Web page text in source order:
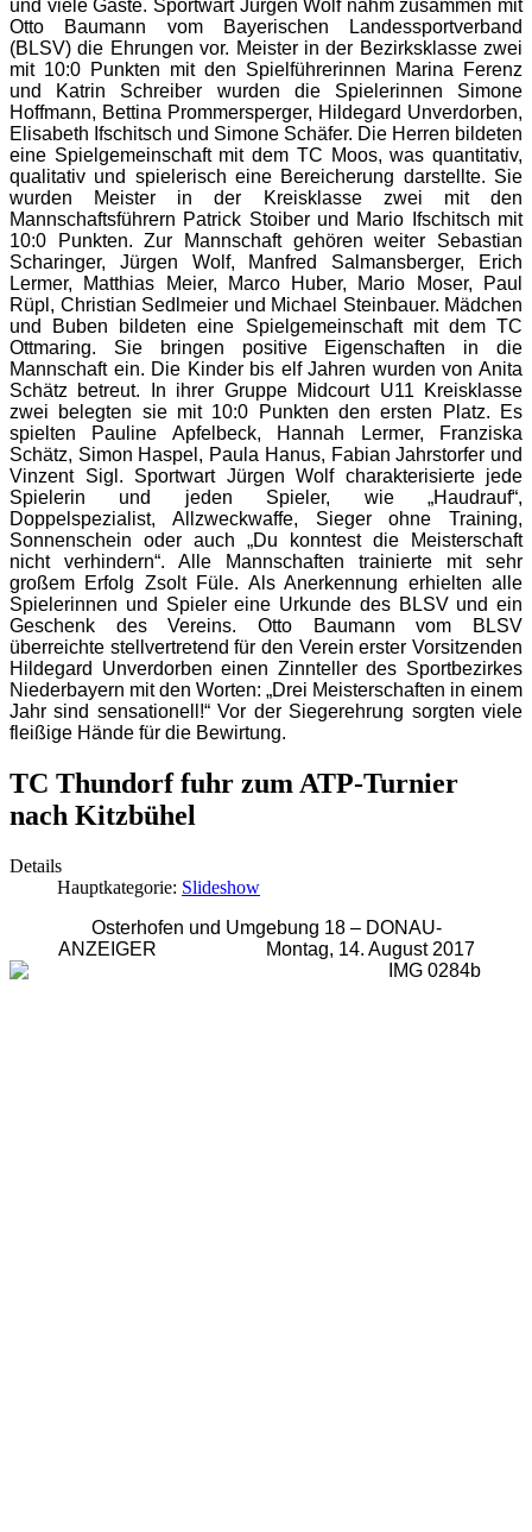
und viele Gäste. Sportwart Jürgen Wolf nahm zusammen mit
Otto Baumann vom Bayerischen Landessportverband
(BLSV) die Ehrungen vor. Meister in der Bezirksklasse zwei
mit 10:0 Punkten mit den Spielführerinnen Marina Ferenz
und Katrin Schreiber wurden die Spielerinnen Simone
Hoffmann, Bettina Prommersperger, Hildegard Unverdorben,
Elisabeth Ifschitsch und Simone Schäfer. Die Herren bildeten
eine Spielgemeinschaft mit dem TC Moos, was quantitativ,
qualitativ und spielerisch eine Bereicherung darstellte. Sie
wurden Meister in der Kreisklasse zwei mit den
Mannschaftsführern Patrick Stoiber und Mario Ifschitsch mit
10:0 Punkten. Zur Mannschaft gehören weiter Sebastian
Scharinger, Jürgen Wolf, Manfred Salmansberger, Erich
Lermer, Matthias Meier, Marco Huber, Mario Moser, Paul
Rüpl, Christian Sedlmeier und Michael Steinbauer. Mädchen
und Buben bildeten eine Spielgemeinschaft mit dem TC
Ottmaring. Sie bringen positive Eigenschaften in die
Mannschaft ein. Die Kinder bis elf Jahren wurden von Anita
Schätz betreut. In ihrer Gruppe Midcourt U11 Kreisklasse
zwei belegten sie mit 10:0 Punkten den ersten Platz. Es
spielten Pauline Apfelbeck, Hannah Lermer, Franziska
Schätz, Simon Haspel, Paula Hanus, Fabian Jahrstorfer und
Vinzent Sigl. Sportwart Jürgen Wolf charakterisierte jede
Spielerin und jeden Spieler, wie „Haudrauf“,
Doppelspezialist, Allzweckwaffe, Sieger ohne Training,
Sonnenschein oder auch „Du konntest die Meisterschaft
nicht verhindern“. Alle Mannschaften trainierte mit sehr
großem Erfolg Zsolt Füle. Als Anerkennung erhielten alle
Spielerinnen und Spieler eine Urkunde des BLSV und ein
Geschenk des Vereins. Otto Baumann vom BLSV
überreichte stellvertretend für den Verein erster Vorsitzenden
Hildegard Unverdorben einen Zinnteller des Sportbezirkes
Niederbayern mit den Worten: „Drei Meisterschaften in einem
Jahr sind sensationell!“ Vor der Siegerehrung sorgten viele
fleißige Hände für die Bewirtung.
TC Thun­dorf fuhr zum ATP-Tur­nier
nach Kitz­bü­hel
Details
Hauptkategorie: Slideshow
Osterhofen und Umgebung 18 – DONAU-
ANZEIGER Montag, 14. August 2017